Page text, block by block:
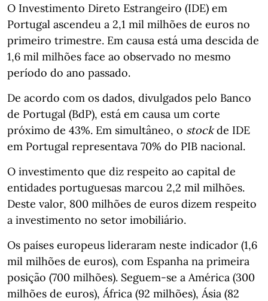
O Investimento Direto Estrangeiro (IDE) em
Portugal ascendeu a 2,1 mil milhões de euros no
primeiro trimestre. Em causa está uma descida de
1,6 mil milhões face ao observado no mesmo
período do ano passado.
De acordo com os dados, divulgados pelo Banco
de Portugal (BdP), está em causa um corte
próximo de 43%. Em simultâneo, o stockde IDE
em Portugal representava 70% do PIB nacional.
O investimento que diz respeito ao capital de
entidades portuguesas marcou 2,2 mil milhões.
Deste valor, 800 milhões de euros dizem respeito
a investimento no setor imobiliário.
Os países europeus lideraram neste indicador (1,6
mil milhões de euros), com Espanha na primeira
posição (700 milhões). Seguem-se a América (300
milhões de euros), África (92 milhões), Ásia (82